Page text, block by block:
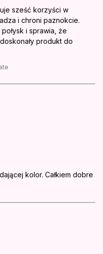
sześć korzyści w
i chroni paznokcie.
i sprawia, że
produkt do
kolor. Całkiem dobre